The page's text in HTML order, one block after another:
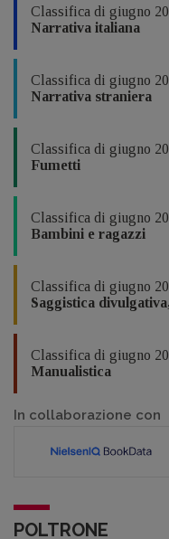
Classifica di giugno
Narrativa italiana
Classifica di giugno
Narrativa straniera
Classifica di giugno
Fumetti
Classifica di giugno
Bambini e ragazzi
Classifica di giugno
Saggistica
Classifica di giugno
Manualistica
In collaborazione con
POLTRONE